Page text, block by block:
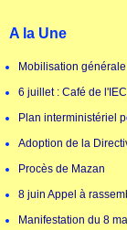
A la Une
Mobilisation
6 juillet : Café de
Plan interministériel
Adoption de la
Procès de Mazan
8 juin Appel à
Manifestation du 8